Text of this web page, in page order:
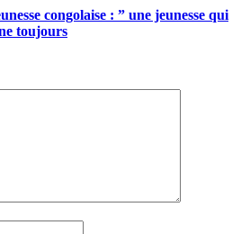
congolaise : ” une jeunesse qui
toujours